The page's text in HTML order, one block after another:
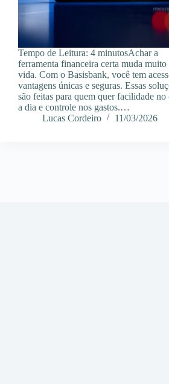
Tempo de Leitura: 4 minutosAchar a
ferramenta financeira certa muda muito
vida. Com o Basisbank, você tem
vantagens únicas e seguras. Essas
são feitas para quem quer facilidade no
a dia e controle nos gastos.…
Lucas Cordeiro
11/03/2026